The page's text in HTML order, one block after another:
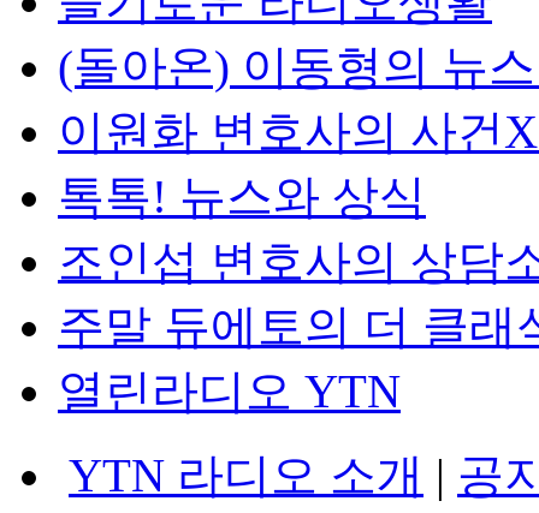
(돌아온) 이동형의 뉴
이원화 변호사의 사건
톡톡! 뉴스와 상식
조인섭 변호사의 상담
주말 듀에토의 더 클래
열린라디오 YTN
YTN 라디오 소개 | 공